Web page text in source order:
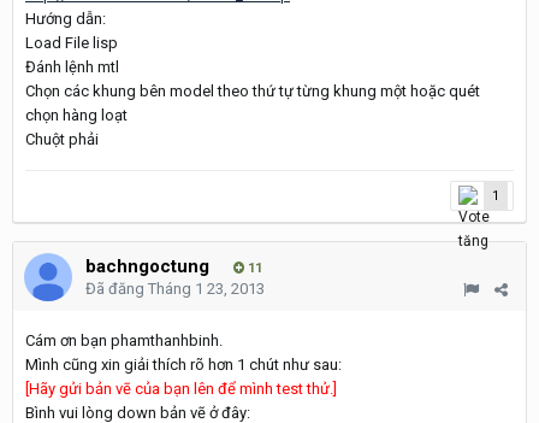
Hướng dẫn:
Load File lisp
Đánh lệnh mtl
Chọn các khung bên model theo thứ tự từng khung một hoặc quét
chọn hàng loạt
Chuột phải
1
bachngoctung 11
Đã đăng Tháng 1 23, 2013
Cám ơn bạn phamthanhbinh.
Mình cũng xin giải thích rõ hơn 1 chút như sau:
[Hãy gửi bản vẽ của bạn lên để mình test thử.]
Bình vui lòng down bản vẽ ở đây: